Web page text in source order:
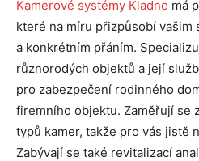
Kamerové systémy Kladno má
které na míru přizpůsobí vašim
a konkrétním přáním.
různorodých objektů a její
pro zabezpečení rodinného
firemního objektu. Zaměřují se
typů kamer, takže pro vás jistě
Zabývají se také revitalizací